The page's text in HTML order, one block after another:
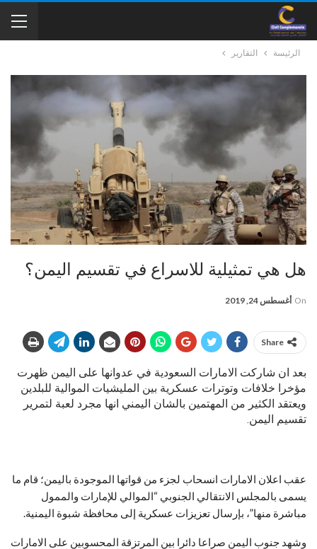
الرئيسة التقارير
هل هي تمثيلية للاسراع في تقسيم اليمن؟
On أغسطس 24, 2019
Share
بعد ان شاركت الامارات السعودية في عدوانها على اليمن ظهرت
مؤخرا خلافات وتوترات عسكرية بين المليشيات الموالية للبلدين
ويعتقد الكثير من المهتمين بالشان اليمني انها مجرد لعبة لتمرير
تقسيم اليمن.
عقب اعلان الامارات انسحاب لجزء من قواتها الموجودة باليمن؛ قام ما
يسمى بالمجلس الانتقالي الجنوبي “الموالي للإمارات والممول
مباشرة منها”، بإرسال تعزيزات عسكرية إلى محافظة شبوة اليمنية.
وشهد جنوب اليمن صراعا دائرا بين المرتزقة المحسوبين على الامارات